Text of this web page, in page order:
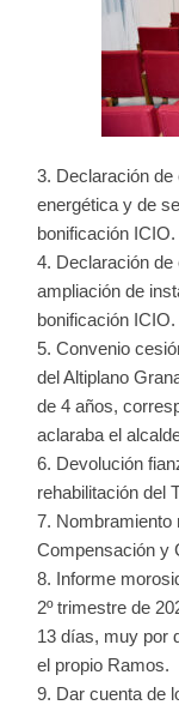
Declaración de
energética y de
bonificación ICIO.
Declaración
ampliación de
bonificación ICIO.
Convenio
del Altiplano
de 4 años,
aclaraba el
Devolución
rehabilitación del
Nombramiento
Compensación y
Informe
2º trimestre de
13 días, muy por
el propio Ramos.
Dar cuenta de